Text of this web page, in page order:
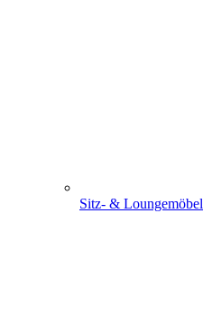
Sitz- & Loungemöbel